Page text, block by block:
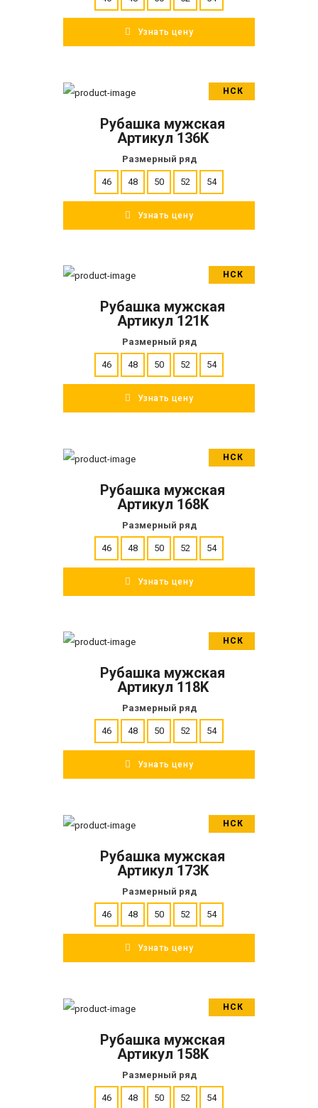
Узнать цену
НСК
ПОДРОБНЕЕ
Рубашка мужская
Артикул 136K
Размерный ряд
46 48 50 52 54
Узнать цену
НСК
ПОДРОБНЕЕ
Рубашка мужская
Артикул 121K
Размерный ряд
46 48 50 52 54
Узнать цену
НСК
ПОДРОБНЕЕ
Рубашка мужская
Артикул 168K
Размерный ряд
46 48 50 52 54
Узнать цену
НСК
ПОДРОБНЕЕ
Рубашка мужская
Артикул 118K
Размерный ряд
46 48 50 52 54
Узнать цену
НСК
ПОДРОБНЕЕ
Рубашка мужская
Артикул 173K
Размерный ряд
46 48 50 52 54
Узнать цену
НСК
ПОДРОБНЕЕ
Рубашка мужская
Артикул 158K
Размерный ряд
46 48 50 52 54